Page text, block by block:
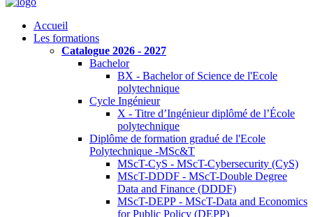
Accueil
Les formations
Catalogue 2026 - 2027
Bachelor
BX - Bachelor of Science de l'Ecole
polytechnique
Cycle Ingénieur
X - Titre d’Ingénieur diplômé de l’École
polytechnique
Diplôme de formation gradué de l'Ecole
Polytechnique -MSc&T
MScT-CyS - MScT-Cybersecurity (CyS)
MScT-DDDF - MScT-Double Degree
Data and Finance (DDDF)
MScT-DEPP - MScT-Data and Economics
for Public Policy (DEPP)